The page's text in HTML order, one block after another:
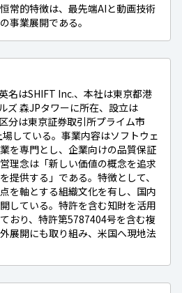
常的特徴は、最先端AIと動画技術
事業展開である。
名はSHIFT Inc.、本社は東京都港
ズ 森JPタワーに所在、設立は
分は東京証券取引所プライム市
している。事業内容はソフトウェ
を専門とし、企業向けの品質保証
理念は「新しい価値の概念を追求
提供する」である。特徴として、
を軸とする組織文化を有し、国内
している。特許を含む知財を活用
おり、特許第5787404号を含む複
展開にも取り組み、米国へ現地法